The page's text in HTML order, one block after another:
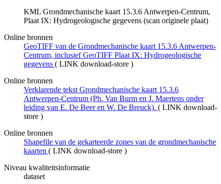
KML Grondmechanische kaart 15.3.6 Antwerpen-Centrum,
Plaat IX: Hydrogeologische gegevens (scan originele plaat)
Online bronnen
GeoTIFF van de Grondmechanische kaart 15.3.6 Antwerpen-
Centrum, inclusief GeoTIFF Plaat IX: Hydrogeologische
gegevens ( LINK download-store )
Online bronnen
Verklarende tekst Grondmechanische kaart 15.3.6
Antwerpen-Centrum (Ph. Van Burm en J. Maertens onder
leiding van E. De Beer en W. De Breuck). ( LINK download-
store )
Online bronnen
Shapefile van de gekarteerde zones van de grondmechanische
kaarten ( LINK download-store )
Niveau kwaliteitsinformatie
dataset